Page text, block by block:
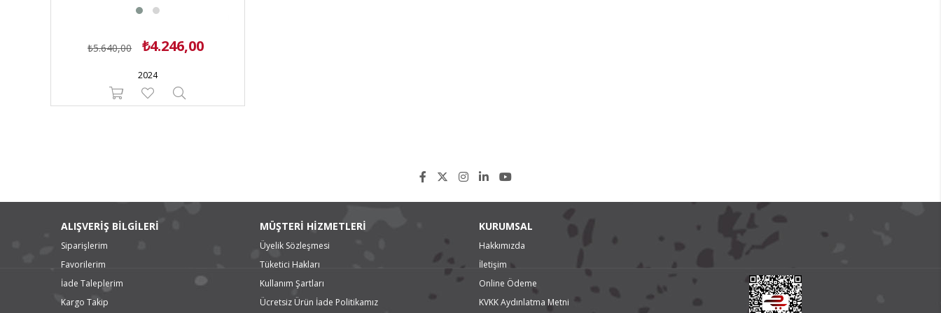
₺4.246,00
₺5.640,00
2024
ALIŞVERİŞ BİLGİLERİ
Siparişlerim
Favorilerim
İade Taleplerim
Kargo Takip
MÜŞTERİ HİZMETLERİ
Üyelik Sözleşmesi
Tüketici Hakları
Kullanım Şartları
Ücretsiz Ürün İade Politikamız
KURUMSAL
Hakkımızda
İletişim
Online Ödeme
KVKK Aydınlatma Metni